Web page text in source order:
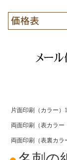
片面印刷（カラー）
両面印刷（表カラ
両面印刷（表裏カラ